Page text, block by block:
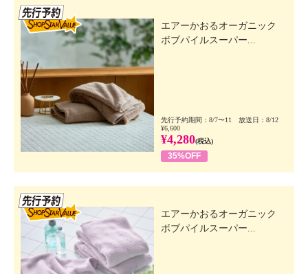
エアーかおるオーガニック
ボブパイルスーパー...
先行予約期間：8/7〜11 放送日：8/12
¥6,600
¥4,280(税込)
35%OFF
エアーかおるオーガニック
ボブパイルスーパー...